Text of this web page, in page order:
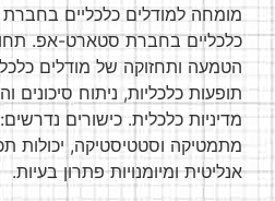
מומחה למודלים כלכליים בחברת
כלכליים בחברת סטארט-אפ.
הטמעה ותחזוקה של מודלים
תופעות כלכליות, ניתוח
מדיניות כלכלית. כישורים
מתמטיקה וסטטיסטיקה, יכולות
אנליטית ומיומנויות פתרון בעיות.